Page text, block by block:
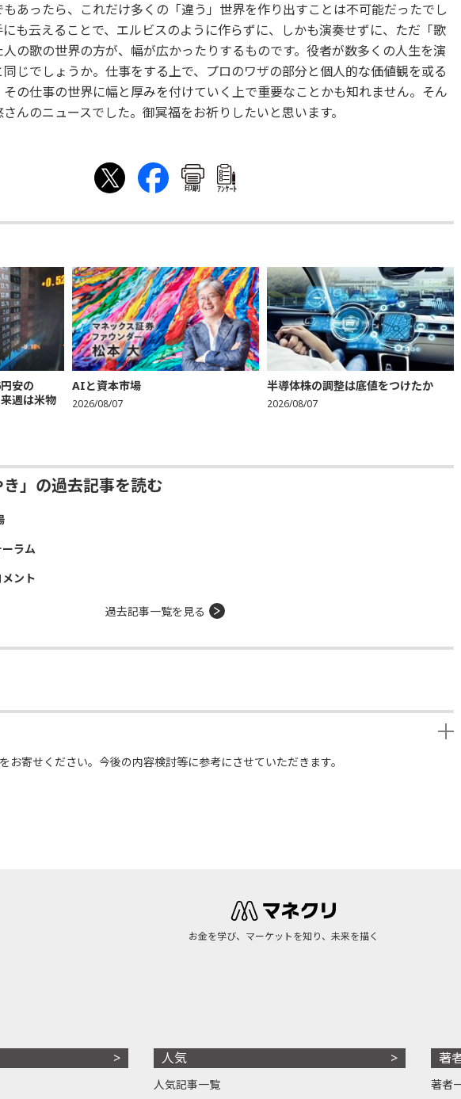
あったら、これだけ多くの「違う」世界を作り出すことは不可能だったでし
も云えることで、エルビスのように作らずに、しかも演奏せずに、ただ「歌
の歌の世界の方が、幅が広かったりするものです。役者が数多くの人生を演
じでしょうか。仕事をする上で、プロのワザの部分と個人的な価値観を或る
の仕事の世界に幅と厚みを付けていく上で重要なことかも知れません。そん
んのニュースでした。御冥福をお祈りしたいと思います。
印刷 ｱﾝｹｰﾄ
安の
週は米物
AIと資本市場
2026/08/07
半導体株の調整は底値をつけたか
2026/08/07
き」の過去記事を読む
ラム
ント
過去記事一覧を見る
お寄せください。今後の内容検討等に参考にさせていただきます。
お金を学び、マーケットを知り、未来を描く
人気
人気記事一覧
著
著者